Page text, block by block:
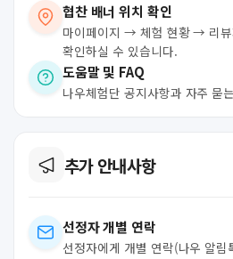
협찬 배너 위치 확인
마이페이지 → 체험 현황 → 리뷰
확인하실 수 있습니다.
도움말 및 FAQ
나우체험단 공지사항과 자주 묻
추가 안내사항
선정자 개별 연락
선정자에게 개별 연락(나우 알